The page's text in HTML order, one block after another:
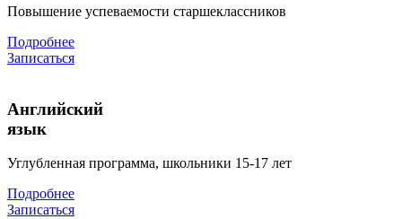
Повышение успеваемости старшеклассников
Подробнее
Записаться
Английский
язык
Углубленная программа, школьники 15-17 лет
Подробнее
Записаться